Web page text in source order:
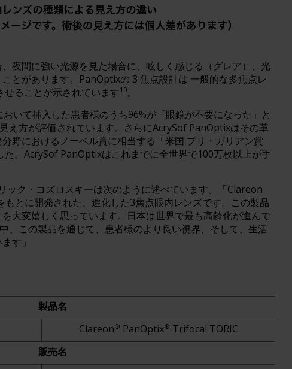
夜間に強い光源を見た場合に、眩しく感じる（グレア）、光
とがあります。PanOptixの 3 焦点設計は 一般的な多焦点レ
せることが示されています10。
いて挿入した患者様のうち96%が「眼鏡が不要になった」と
え方が評価されています。さらにAcrySof PanOptixはその革
野におけるノーベル賞に相当する「米国 プリ・ガリアン賞
た。AcrySof PanOptixはこれまでに全世界で100万枚以上が手
ック・コズロスキーは次のように述べています。「Clareon
とに開発された、進化した3焦点眼内レンズです。この製品
大変嬉しく思っています。日本は世界で最も高齢化が進んで
、この製品を通じて、患者様のより良い視界、そして、生活
す」
製品名
Clareon® PanOptix® Trifocal TORIC
販売名